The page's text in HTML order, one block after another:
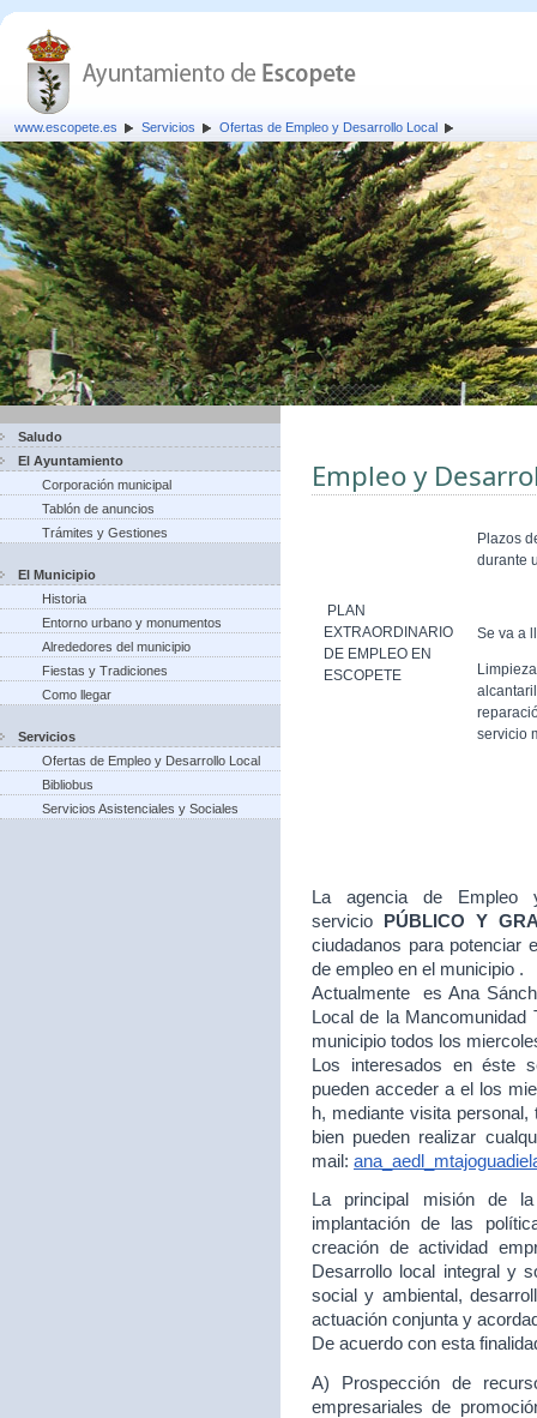
www.escopete.es Servicios Ofertas de Empleo y Desarrollo Local
Saludo
El Ayuntamiento
Corporación municipal
Tablón de anuncios
Trámites y Gestiones
El Municipio
Historia
Entorno urbano y monumentos
Alrededores del municipio
Fiestas y Tradiciones
Como llegar
Servicios
Ofertas de Empleo y Desarrollo Local
Bibliobus
Servicios Asistenciales y Sociales
Empleo y
PLAN
EXTRAORDINARIO
DE EMPLEO EN
ESCOPETE
Plazos
durante
Se va a
servicio
La agencia de Empleo
servicio
PÚBLICO Y
ciudadanos para potenciar
de empleo en el municipio .
Actualmente es Ana
Local de la Mancomunidad
municipio todos los
Los interesados en éste
pueden acceder a el los
h, mediante visita
bien pueden realizar
mail:
La principal misión de
implantación de las
creación de actividad
Desarrollo local integral y
social y ambiental,
actuación conjunta y
De acuerdo con esta
A) Prospección de
empresariales de